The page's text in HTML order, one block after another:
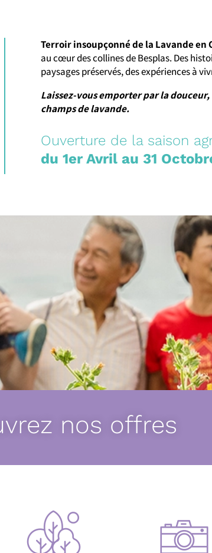
Terroir insoupçonné de la Lavande en
au cœur des collines de Besplas. Des
paysages préservés, des expériences à
Laissez-vous emporter par la
champs de lavande.
Ouverture de la saison
du 1er Avril au 31
nos offres